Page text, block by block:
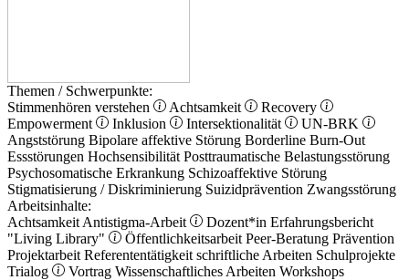
Themen / Schwerpunkte:
Stimmenhören verstehen
Achtsamkeit
Recovery
Empowerment
Inklusion Intersektionalität
UN-BRK
Angststörung Bipolare affektive Störung Borderline Burn-Out
Essstörungen Hochsensibilität Posttraumatische Belastungsstörung
Psychosomatische Erkrankung Schizoaffektive Störung
Stigmatisierung / Diskriminierung Suizidprävention Zwangsstörung
Arbeitsinhalte:
Achtsamkeit Antistigma-Arbeit Dozent*in Erfahrungsbericht
"Living Library"
Öffentlichkeitsarbeit Peer-Beratung Prävention
Projektarbeit Referententätigkeit schriftliche Arbeiten Schulprojekte
Trialog
Vortrag Wissenschaftliches Arbeiten Workshops